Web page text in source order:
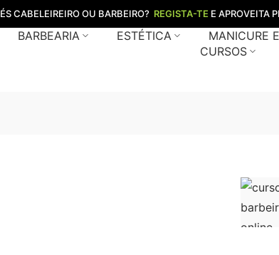
ÉS CABELEIREIRO OU BARBEIRO? REGISTA-TE E APROVEITA
BARBEARIA ESTÉTICA MANICURE
CURSOS